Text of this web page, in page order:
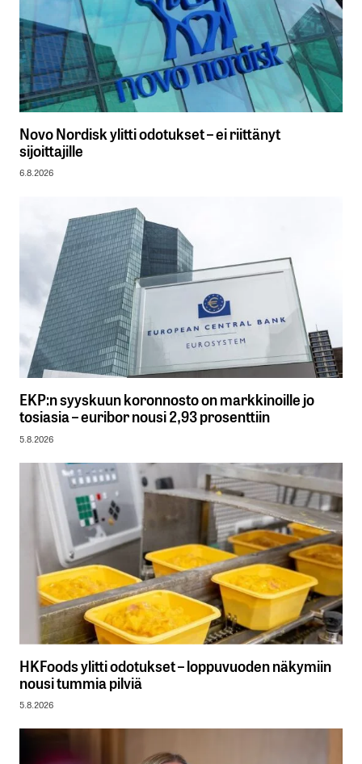
Novo Nordisk ylitti odotukset – ei riittänyt
sijoittajille
6.8.2026
EKP:n syyskuun koronnosto on markkinoille jo
tosiasia – euribor nousi 2,93 prosenttiin
5.8.2026
HKFoods ylitti odotukset – loppuvuoden näkymiin
nousi tummia pilviä
5.8.2026